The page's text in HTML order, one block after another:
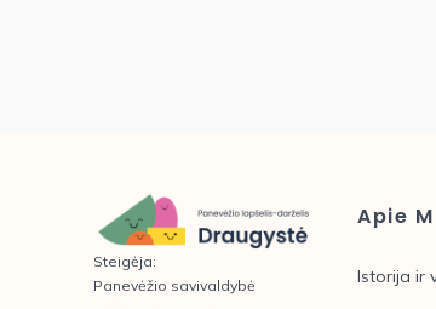
Steigėja:
Panevėžio savivaldybė
Apie
Istorija ir